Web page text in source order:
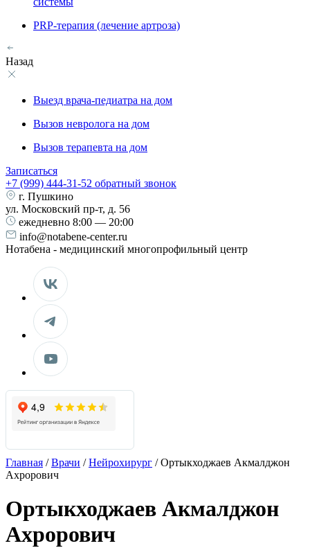
PRP-терапия (лечение артроза)
Назад
Выезд врача-педиатра на дом
Вызов невролога на дом
Вызов терапевта на дом
Записаться
+7 (999) 444-31-52 обратный звонок
г. Пушкино
ул. Московский пр-т, д. 56
ежедневно 8:00 — 20:00
info@notabene-center.ru
Нотабена - медицинский многопрофильный центр
Главная /Врачи /Нейрохирург /Ортыкходжаев Акмалджон
Ахрорович
Ортыкходжаев Акмалджон
Ахрорович